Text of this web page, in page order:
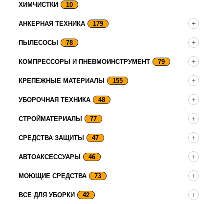
ХИМЧИСТКИ 10
АНКЕРНАЯ ТЕХНИКА 179
ПЫЛЕСОСЫ 78
КОМПРЕССОРЫ И ПНЕВМОИНСТРУМЕНТ 79
КРЕПЕЖНЫЕ МАТЕРИАЛЫ 155
УБОРОЧНАЯ ТЕХНИКА 48
СТРОЙМАТЕРИАЛЫ 77
СРЕДСТВА ЗАЩИТЫ 47
АВТОАКСЕССУАРЫ 46
МОЮЩИЕ СРЕДСТВА 73
ВСЕ ДЛЯ УБОРКИ 42